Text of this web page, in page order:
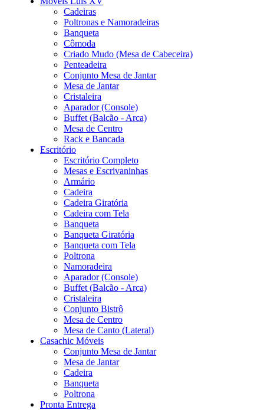
Cadeiras
Poltronas e Namoradeiras
Banqueta
Cômoda
Criado Mudo (Mesa de Cabeceira)
Penteadeira
Conjunto Mesa de Jantar
Mesa de Jantar
Cristaleira
Aparador (Console)
Buffet (Balcão - Arca)
Mesa de Centro
Rack e Bancada
Escritório
Escritório Completo
Mesas e Escrivaninhas
Armário
Cadeira
Cadeira Giratória
Cadeira com Tela
Banqueta
Banqueta Giratória
Banqueta com Tela
Poltrona
Namoradeira
Aparador (Console)
Buffet (Balcão - Arca)
Cristaleira
Conjunto Bistrô
Mesa de Centro
Mesa de Canto (Lateral)
Casachic Móveis
Conjunto Mesa de Jantar
Mesa de Jantar
Cadeira
Banqueta
Poltrona
Pronta Entrega